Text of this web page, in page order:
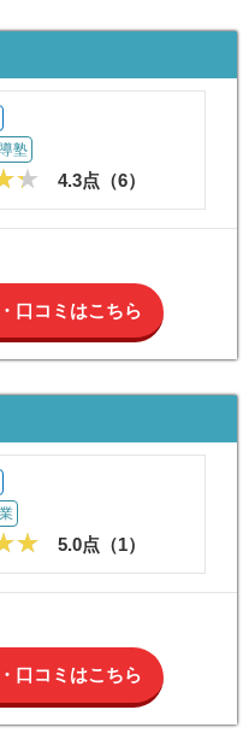
塾
4.3点（6）
口コミはこちら
5.0点（1）
口コミはこちら